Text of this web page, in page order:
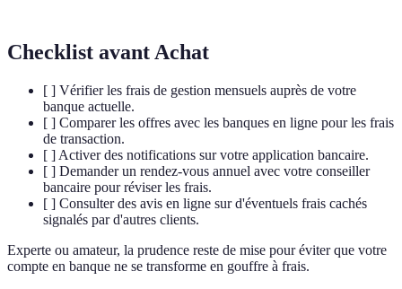
Checklist avant Achat
[ ] Vérifier les frais de gestion mensuels auprès de votre
banque actuelle.
[ ] Comparer les offres avec les banques en ligne pour les frais
de transaction.
[ ] Activer des notifications sur votre application bancaire.
[ ] Demander un rendez-vous annuel avec votre conseiller
bancaire pour réviser les frais.
[ ] Consulter des avis en ligne sur d'éventuels frais cachés
signalés par d'autres clients.
Experte ou amateur, la prudence reste de mise pour éviter que votre
compte en banque ne se transforme en gouffre à frais.